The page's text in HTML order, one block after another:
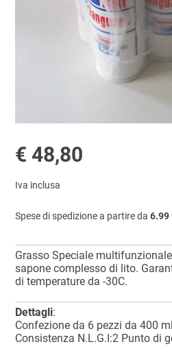
€ 48,80
Iva inclusa
Spese di spedizione a partire da6.99
Grasso Speciale
sapone complesso di lito.
di temperature da -30C.
Dettagli:
Confezione da 6 pezzi da 400
Consistenza N.L.G.I:2 Punto di